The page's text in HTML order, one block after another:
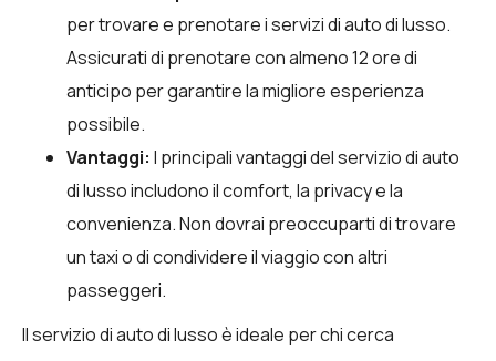
per trovare e prenotare i servizi di auto di lusso.
Assicurati di prenotare con almeno 12 ore di
anticipo per garantire la migliore esperienza
possibile.
Vantaggi: I principali vantaggi del servizio di auto
di lusso includono il comfort, la privacy e la
convenienza. Non dovrai preoccuparti di trovare
un taxi o di condividere il viaggio con altri
passeggeri.
Il servizio di auto di lusso è ideale per chi cerca